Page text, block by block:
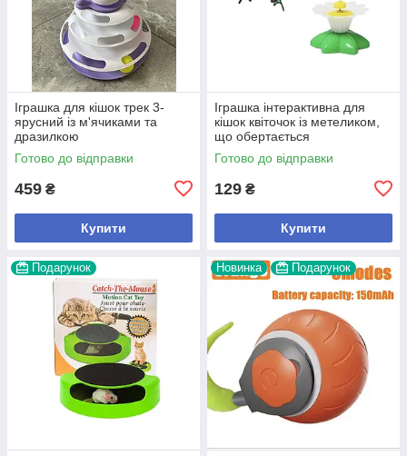
Іграшка для кішок трек 3-
ярусний із м'ячиками та
дразилкою
Готово до відправки
459 ₴
Купити
Іграшка інтерактивна для
кішок квіточок із метеликом,
що обертається
Готово до відправки
129 ₴
Купити
Подарунок Новинка Подарунок